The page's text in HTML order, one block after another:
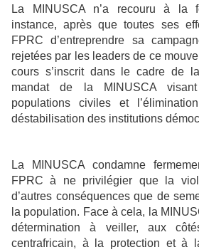
La MINUSCA n’a recouru à la
instance, après que toutes ses
FPRC d’entreprendre sa
rejetées par les leaders de ce
cours s’inscrit dans le cadre de
mandat de la MINUSCA
populations civiles et
déstabilisation des institutions
La MINUSCA condamne
FPRC à ne privilégier que la
d’autres conséquences que de
la population. Face à cela, la
détermination à veiller, aux
centrafricain, à la protection et à